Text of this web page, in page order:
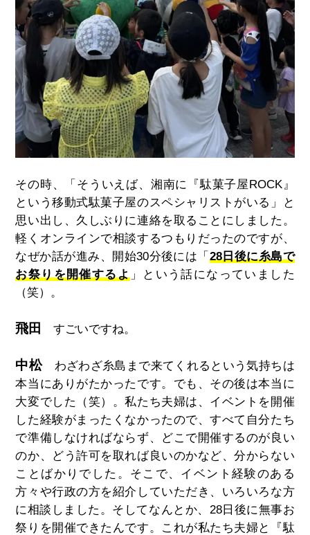
その時、「そういえば、湘南に『駄菓子屋ROCK』
という移動式駄菓子屋のスペシャリストがいる」と
思い出し、久しぶりに連絡を取ることにしました。
軽くオンラインで相談するつもりだったのですが、
なぜか話が進み、開始30分後には「 28日後に糸島で
お祭りを開催するよ」という話になっていました
（笑）。
飛田 すごいですね。
中松
わざわざ糸島まで来てくれるという気持ちは
本当にありがたかったです。でも、その後は本当に
大変でした（笑）。私たち夫婦は、イベントを開催
した経験がまったくなかったので、すべて自分たち
で準備しなければならず、どこで開催するのが良い
のか、どう許可を取れば良いのかなど、分からない
ことばかりでした。そこで、イベント経験のある
方々や行政の方を紹介していただき、いろいろな方
に相談しました。そしてなんとか、28日後に無事お
祭りを開催できたんです。これが私たち夫婦と『駄